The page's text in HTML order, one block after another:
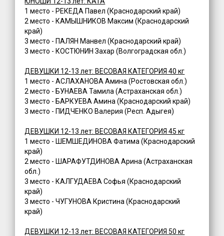
1 место - РЕКЕДА Павел (Краснодарский край)
2 место - КАМЫШНИКОВ Максим (Краснодарский
край)
3 место - ПАЛЯН Манвел (Краснодарский край)
3 место - КОСТЮНИН Захар (Волгоградская обл.)
ДЕВУШКИ 12-13 лет: ВЕСОВАЯ КАТЕГОРИЯ 40 кг
1 место - АСЛАХАНОВА Амина (Ростовская обл.)
2 место - БУНАЕВА Тамила (Астраханская обл.)
3 место - БАРКУЕВА Амина (Краснодарский край)
3 место - ПИДЧЕНКО Валерия (Респ. Адыгея)
ДЕВУШКИ 12-13 лет: ВЕСОВАЯ КАТЕГОРИЯ 45 кг
1 место - ШЕМШЕДИНОВА Фатима (Краснодарский
край)
2 место - ШАРАФУТДИНОВА Арина (Астраханская
обл.)
3 место - КАЛГУДАЕВА Софья (Краснодарский
край)
3 место - ЧУГУНОВА Кристина (Краснодарский
край)
ДЕВУШКИ 12-13 лет: ВЕСОВАЯ КАТЕГОРИЯ 50 кг